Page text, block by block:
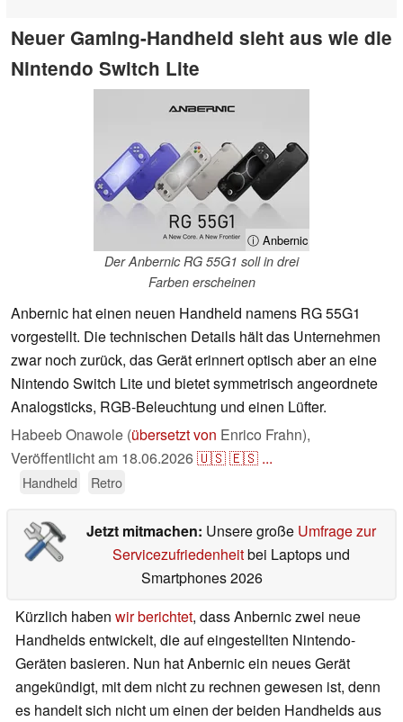
Neuer Gaming-Handheld sieht aus wie die
Nintendo Switch Lite
ⓘ Anbernic
Der Anbernic RG 55G1 soll in drei
Farben erscheinen
Anbernic hat einen neuen Handheld namens RG 55G1
vorgestellt. Die technischen Details hält das Unternehmen
zwar noch zurück, das Gerät erinnert optisch aber an eine
Nintendo Switch Lite und bietet symmetrisch angeordnete
Analogsticks, RGB-Beleuchtung und einen Lüfter.
Habeeb Onawole (übersetzt von Enrico Frahn),
Veröffentlicht am 18.06.2026🇺🇸🇪🇸 ...
Handheld Retro
Jetzt mitmachen: Unsere große Umfrage zur
Servicezufriedenheitbei Laptops und
Smartphones 2026
Kürzlich haben wir berichtet, dass Anbernic zwei neue
Handhelds entwickelt, die auf eingestellten Nintendo-
Geräten basieren. Nun hat Anbernic ein neues Gerät
angekündigt, mit dem nicht zu rechnen gewesen ist, denn
es handelt sich nicht um einen der beiden Handhelds aus